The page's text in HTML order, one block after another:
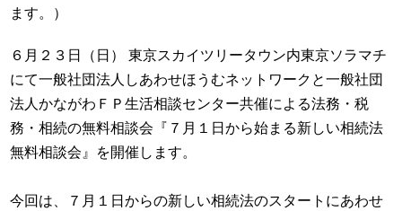
ます。）
６月２３日（日） 東京スカイツリータウン内東京ソラマチ
にて一般社団法人しあわせほうむネットワークと一般社団
法人かながわＦＰ生活相談センター共催による法務・税
務・相続の無料相談会『７月１日から始まる新しい相続法
無料相談会』を開催します。
今回は、７月１日からの新しい相続法のスタートにあわせ